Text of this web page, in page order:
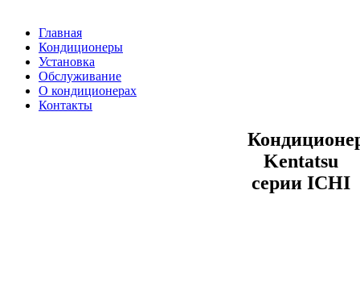
Главная
Кондиционеры
Установка
Обслуживание
О кондиционерах
Контакты
Kentatsu
серии ICHI